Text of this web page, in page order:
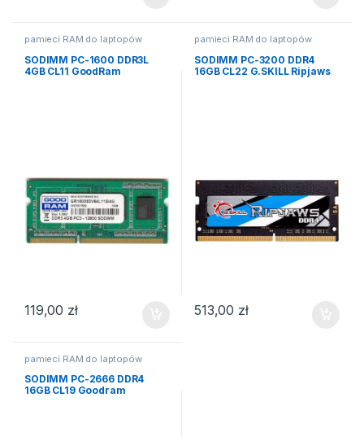
pamieci RAM do laptopów
SODIMM PC-1600 DDR3L
4GB CL11 GoodRam
119,00 zł
pamieci RAM do laptopów
SODIMM PC-3200 DDR4
16GB CL22 G.SKILL Ripjaws
513,00 zł
pamieci RAM do laptopów
SODIMM PC-2666 DDR4
16GB CL19 Goodram